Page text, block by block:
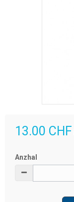
13.00 CHF
Anzhal